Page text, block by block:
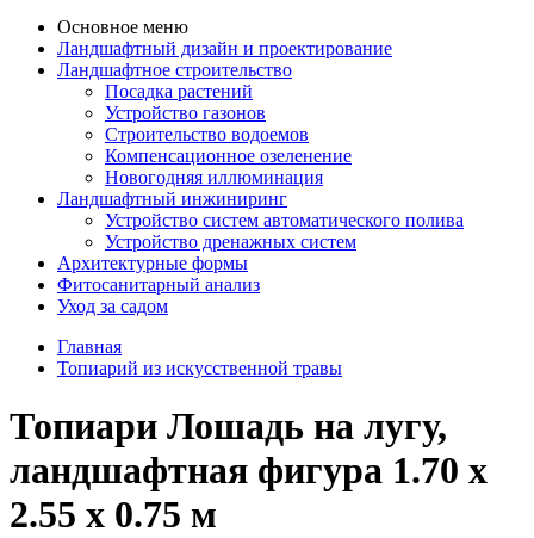
Основное меню
Ландшафтный дизайн и проектирование
Ландшафтное строительство
Посадка растений
Устройство газонов
Строительство водоемов
Компенсационное озеленение
Новогодняя иллюминация
Ландшафтный инжиниринг
Устройство систем автоматического полива
Устройство дренажных систем
Aрхитектурные формы
Фитосанитарный анализ
Уход за садом
Главная
Топиарий из искусственной травы
Топиари Лошадь на лугу,
ландшафтная фигура 1.70 x
2.55 x 0.75 м